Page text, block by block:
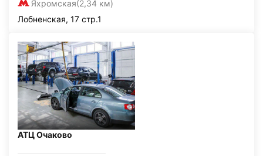
Яхромская(2,34 км)
Лобненская, 17 стр.1
АТЦ Очаково